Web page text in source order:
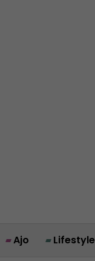
Ajo Lifestyle